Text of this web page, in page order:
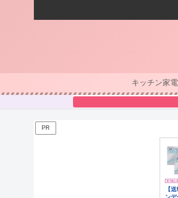
キッチン家電
PR